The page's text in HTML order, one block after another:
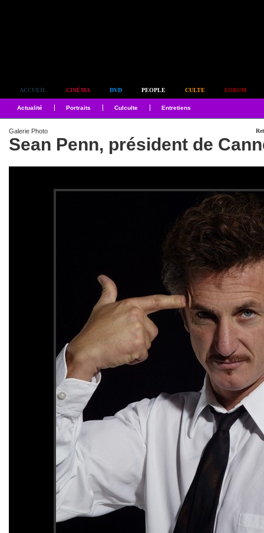
ACCUEIL CINÉMA DVD PEOPLE CULTE FORUM
Actualité Portraits Culculte Entretiens
Galerie Photo
Sean Penn, président de